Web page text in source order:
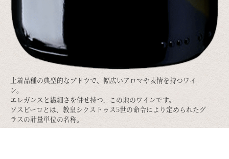
土着品種の典型的なブドウで、幅広いアロマや表情を持つワイ
ン。
エレガンスと繊細さを併せ持つ、この地のワインです。
ソスピーロとは、教皇シクストゥス5世の命令により定められたグ
ラスの計量単位の名称。